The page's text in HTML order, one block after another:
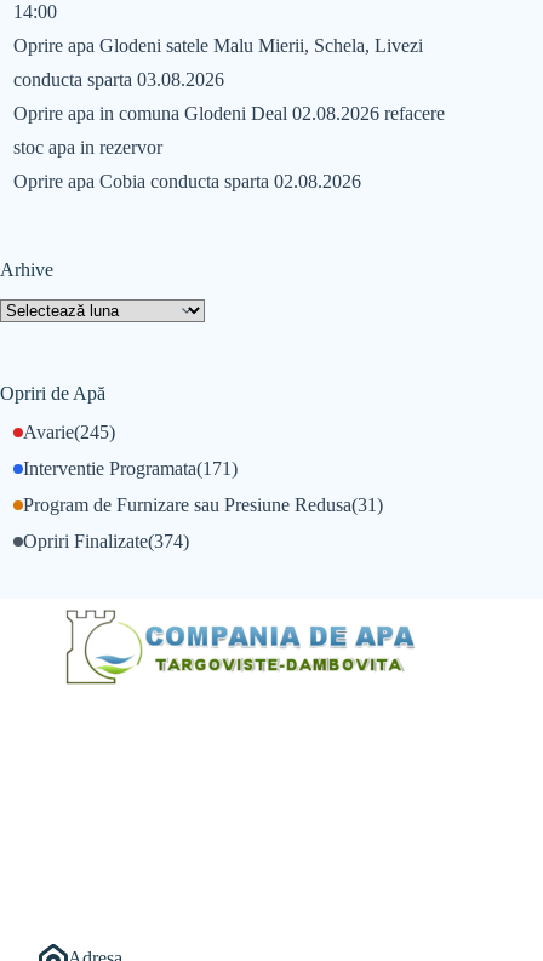
14:00
Oprire apa Glodeni satele Malu Mierii, Schela, Livezi
conducta sparta 03.08.2026
Oprire apa in comuna Glodeni Deal 02.08.2026 refacere
stoc apa in rezervor
Oprire apa Cobia conducta sparta 02.08.2026
Arhive
Opriri de Apă
Avarie(245)
Interventie Programata(171)
Opriri Finalizate(374)
Program de Furnizare sau Presiune Redusa(31)